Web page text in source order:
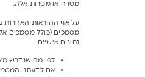
מטרה או מטרות אלה.
על אף ההוראות האחרות
מסמכים (כולל מסמכים
נתונים אישיים:
לפי מה שנדרש
אם לדעתנו